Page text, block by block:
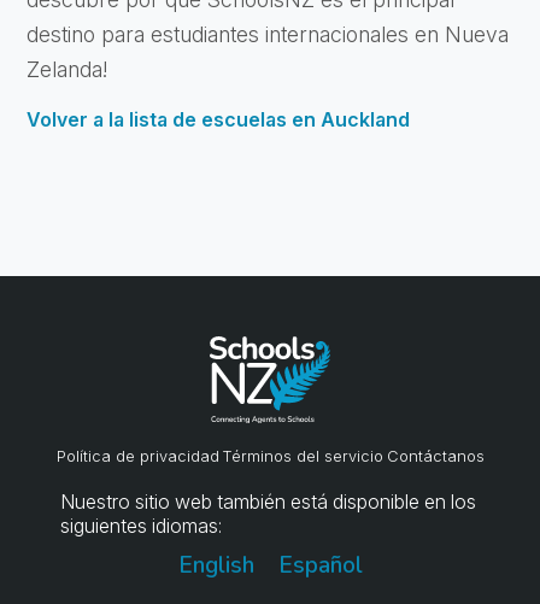
destino para estudiantes internacionales en Nueva
Zelanda!
Volver a la lista de escuelas en Auckland
Política de privacidad Términos del servicio Contáctanos
Nuestro sitio web también está disponible en los
siguientes idiomas:
English Español